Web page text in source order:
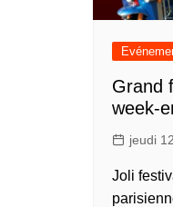
Grand
week-
jeudi
Joli